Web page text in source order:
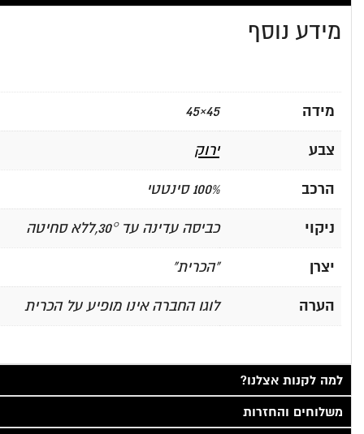
מידע נוסף
מידה 45×45
צבע ירוק
הרכב 100% סינטטי
ניקוי כביסה עדינה עד 30°,ללא סחיטה
יצרן "הכרית"
הערה לוגו החברה אינו מופיע על הכרית
למה לקנות אצלנו?
משלוחים והחזרות